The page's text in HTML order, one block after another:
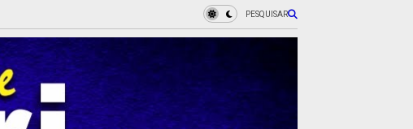
PESQUISAR